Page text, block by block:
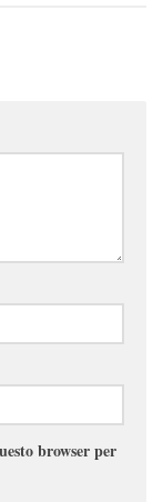
browser per